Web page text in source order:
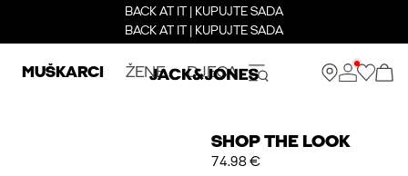
BACK AT IT | KUPUJTE SADA
BACK AT IT | KUPUJTE SADA
MUŠKARCI ŽENE DJECA
SHOP THE LOOK
74.98 €